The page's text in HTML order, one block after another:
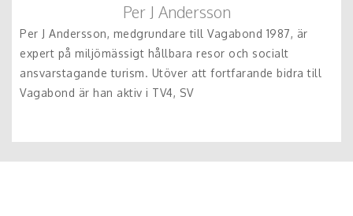
Per J Andersson
Per J Andersson, medgrundare till Vagabond 1987, är
expert på miljömässigt hållbara resor och socialt
ansvarstagande turism. Utöver att fortfarande bidra till
Vagabond är han aktiv i TV4, SV